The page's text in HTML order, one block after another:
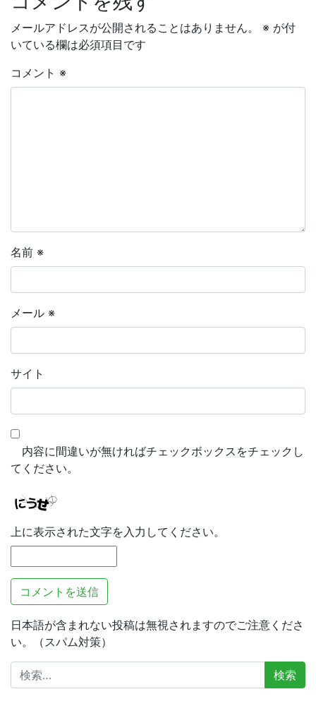
メールアドレスが公開されることはありません。 ※ が付
いている欄は必須項目です
コメント ※
名前 ※
メール ※
サイト
内容に間違いが無ければチェックボックスをチェックし
てください。
上に表示された文字を入力してください。
日本語が含まれない投稿は無視されますのでご注意くださ
い。（スパム対策）
検
索: